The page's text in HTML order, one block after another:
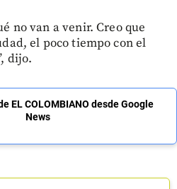
no van a venir. Creo que
el poco tiempo con el
dijo.
EL COLOMBIANO desde Google
News